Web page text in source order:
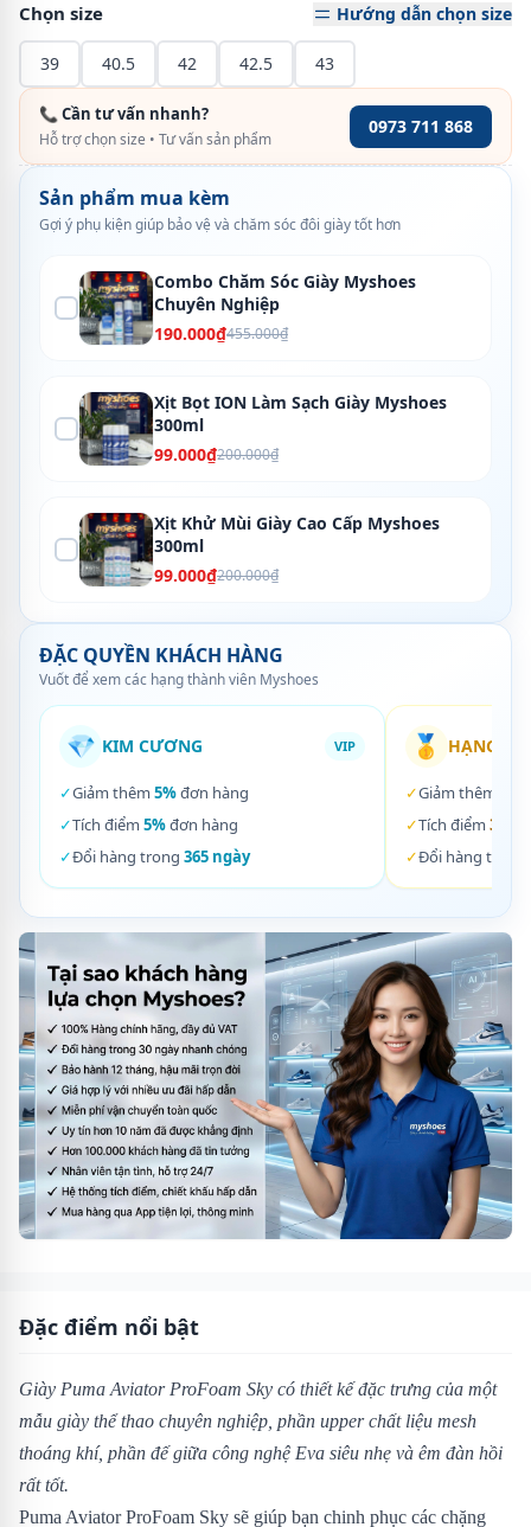
Chọn size Hướng dẫn chọn size
39 40.5 42 42.5 43
📞 Cần tư vấn nhanh?
Hỗ trợ chọn size • Tư vấn sản phẩm
0973 711 868
Sản phẩm mua kèm
Gợi ý phụ kiện giúp bảo vệ và chăm sóc đôi giày tốt hơn
Combo Chăm Sóc Giày Myshoes
Chuyên Nghiệp
190.000₫455.000₫
Xịt Bọt ION Làm Sạch Giày Myshoes
300ml
99.000₫200.000₫
Xịt Khử Mùi Giày Cao Cấp Myshoes
300ml
99.000₫200.000₫
ĐẶC QUYỀN KHÁCH HÀNG
Vuốt để xem các hạng thành viên Myshoes
💎 KIM CƯƠNG VIP
✓Giảm thêm 5%đơn hàng
✓Tích điểm 5%đơn hàng
✓Đổi hàng trong 365 ngày
🥇 HẠNG
✓Giảm thêm
✓Tích điểm 3%
✓Đổi hàng trong
Đặc điểm nổi bật
Giày Puma Aviator ProFoam Sky có thiết kế đặc trưng của một
mẫu giày thể thao chuyên nghiệp, phần upper chất liệu mesh
thoáng khí, phần đế giữa công nghệ Eva siêu nhẹ và êm đàn hồi
rất tốt.
Puma Aviator ProFoam Sky sẽ giúp bạn chinh phục các chặng